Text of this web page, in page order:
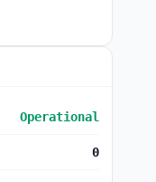
Operational
0